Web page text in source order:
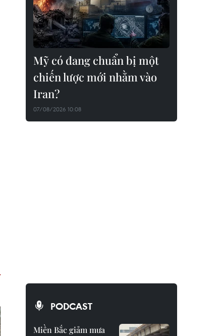
Mỹ có đang chuẩn bị một
chiến lược mới nhằm vào
Iran?
07/08/2026 10:08
PODCAST
Miền Bắc giảm mưa